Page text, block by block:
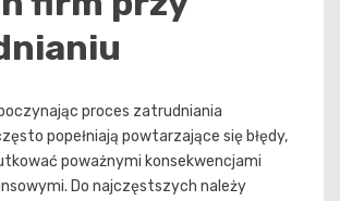
proces zatrudniania
popełniają powtarzające się błędy,
poważnymi konsekwencjami
Do najczęstszych należy